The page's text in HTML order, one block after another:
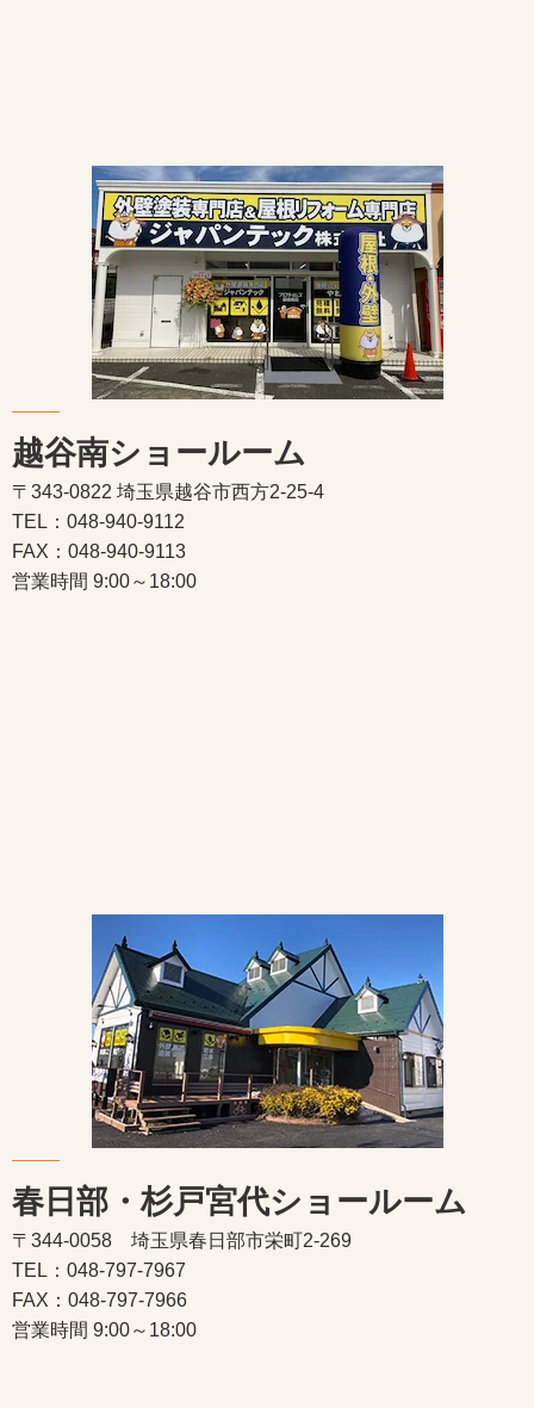
越谷南ショールーム
〒343-0822 埼玉県越谷市西方2-25-4
TEL：048-940-9112
FAX：048-940-9113
営業時間 9:00～18:00
春日部・杉戸宮代ショールーム
〒344-0058 埼玉県春日部市栄町2-269
TEL：048-797-7967
FAX：048-797-7966
営業時間 9:00～18:00